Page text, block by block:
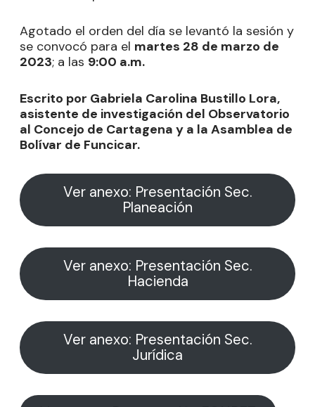
Agotado el orden del día se levantó la sesión y
se convocó para el martes 28 de marzo de
2023; a las 9:00 a.m.
Escrito por Gabriela Carolina Bustillo Lora,
asistente de investigación del Observatorio
al Concejo de Cartagena y a la Asamblea de
Bolívar de Funcicar.
Ver anexo: Presentación Sec.
Planeación
Ver anexo: Presentación Sec.
Hacienda
Ver anexo: Presentación Sec.
Jurídica